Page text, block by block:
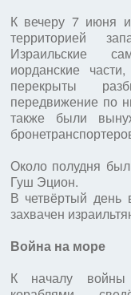
К вечеру 7 июня
территорией
Израильские
иорданские
перекрыты
передвижение по
также были
Около полудня
Гуш Эцион.
В четвёртый
захвачен
Война на море
К началу